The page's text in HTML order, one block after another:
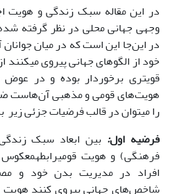
در این مقاله سبک زندگی و هویت
وجهی جهانی محلی در نظر گرفته
در این‌جا این است که در میان
خود از الگوهای جهانی پیروی
قویتری برخوردار بوده و در
هویت‌های قومی و مذهبی آن‌هاست
را می‏توان در قالب فرضیات جزئی زیر
فرضیه اول: بین ابعاد سبک
فرهنگی) و هویت‌
افراد در مدیریت بدن خود و
شاخص‌های جهانی پیروی کنند هویت